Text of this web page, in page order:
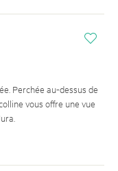
i
Perchée au-dessus de
vous offre une vue